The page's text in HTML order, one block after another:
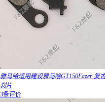
雅马哈适用建设雅马哈GT150Fazer 复
刹片
3条评价